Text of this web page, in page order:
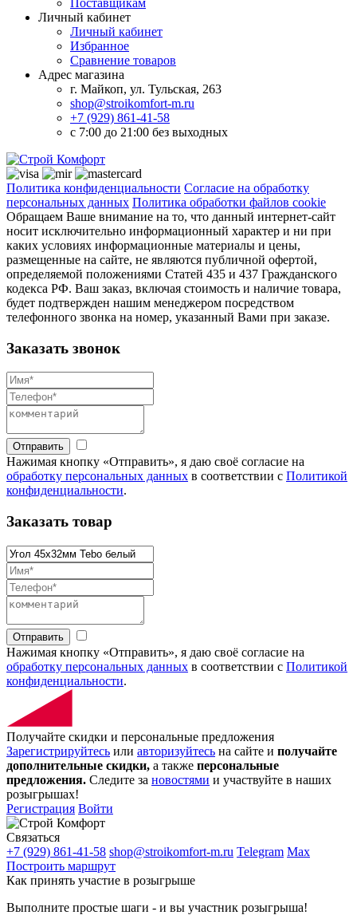
Личный кабинет
Личный кабинет
Избранное
Сравнение товаров
Адрес магазина
г. Майкоп, ул. Тульская, 263
shop@stroikomfort-m.ru
+7 (929) 861-41-58
с 7:00 до 21:00 без выходных
Политика конфиденциальности Согласие на обработку
персональных данных Политика обработки файлов cookie
Обращаем Ваше внимание на то, что данный интернет-сайт
носит исключительно информационный характер и ни при
каких условиях информационные материалы и цены,
размещенные на сайте, не являются публичной офертой,
определяемой положениями Статей 435 и 437 Гражданского
кодекса РФ. Ваш заказ, включая стоимость и наличие товара,
будет подтвержден нашим менеджером посредством
телефонного звонка на номер, указанный Вами при заказе.
Заказать звонок
Отправить
Нажимая кнопку «Отправить», я даю своё согласие на
обработку персональных данных в соответствии с Политикой
конфиденциальности.
Заказать товар
Отправить
Нажимая кнопку «Отправить», я даю своё согласие на
обработку персональных данных в соответствии с Политикой
конфиденциальности.
Получайте скидки и персональные предложения
Зарегистрируйтесь или авторизуйтесь на сайте и получайте
дополнительные скидки, а также персональные
предложения. Следите за новостями и участвуйте в наших
розыгрышах!
Регистрация Войти
Связаться
+7 (929) 861-41-58 shop@stroikomfort-m.ru Telegram Max
Построить маршрут
Как принять участие в розыгрыше
Выполните простые шаги - и вы участник розыгрыша!